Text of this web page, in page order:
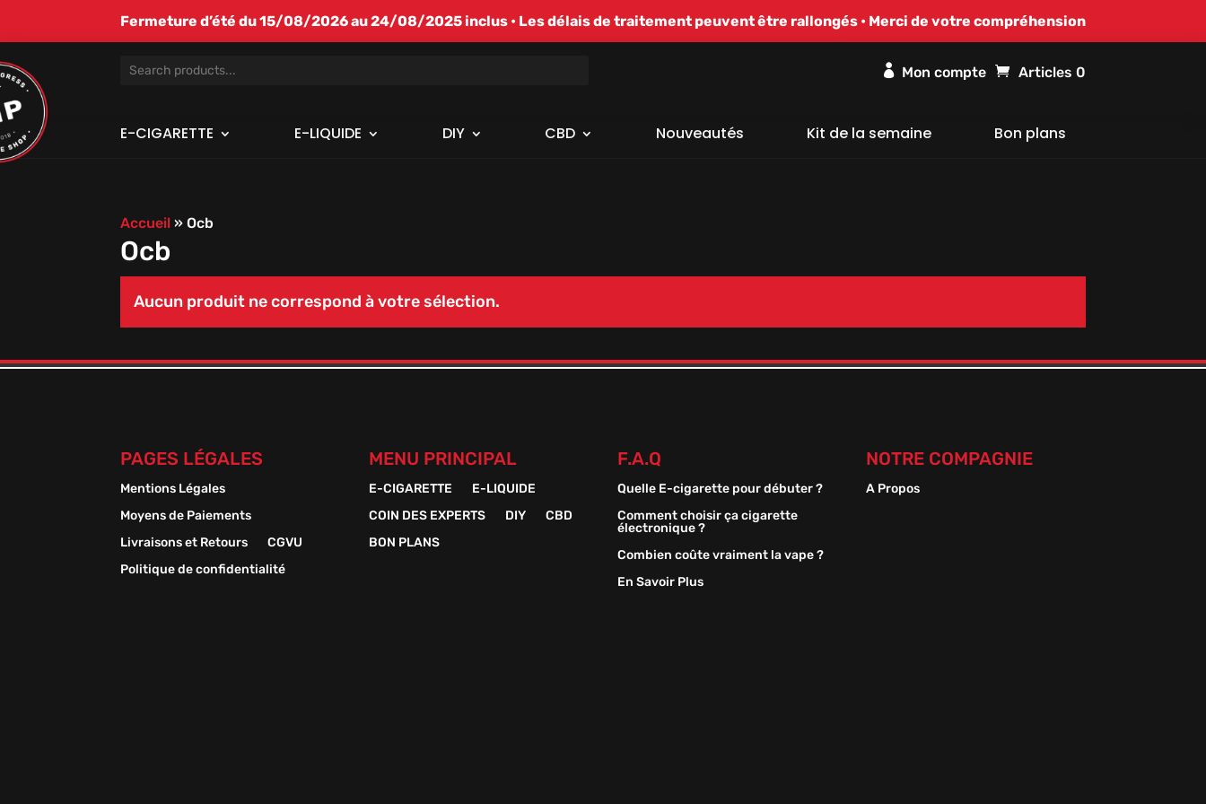
Fermeture d’été du 15/08/2026 au 24/08/2025 inclus • Les délais de traitement peuvent être rallongés • Merci de votre compréhension
 Articles 0
E-CIGARETTE E-LIQUIDE DIY CBD Nouveautés Kit de la semaine Bon plans
Accueil »Ocb
Ocb
Aucun produit ne correspond à votre sélection.
PAGES LÉGALES
Mentions Légales
Moyens de Paiements
Livraisons et Retours
CGVU
Politique de confidentialité
MENU PRINCIPAL
E-CIGARETTE
E-LIQUIDE
COIN DES EXPERTS
DIY
CBD
BON PLANS
F.A.Q
Quelle E-cigarette pour débuter ?
Comment choisir ça cigarette
électronique ?
Combien coûte vraiment la vape ?
En Savoir Plus
NOTRE COMPAGNIE
A Propos